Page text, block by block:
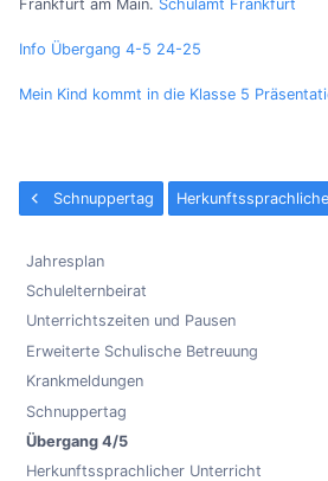
Frankfurt am Main. Schulamt Frankfurt
Info Übergang 4-5 24-25
Mein Kind kommt in die Klasse 5
Schnuppertag
Jahresplan
Schulelternbeirat
Unterrichtszeiten und Pausen
Erweiterte Schulische Betreuung
Krankmeldungen
Schnuppertag
Übergang 4/5
Herkunftssprachlicher Unterricht